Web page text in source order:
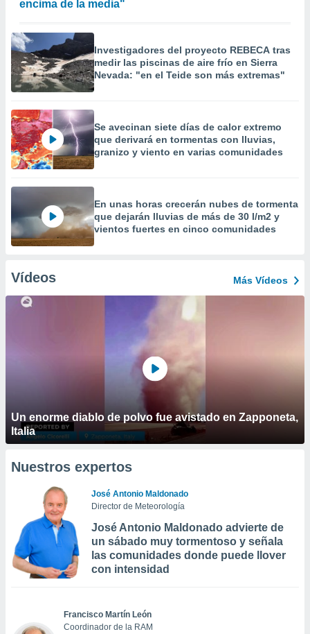
encima de la media"
Investigadores del proyecto REBECA tras
medir las piscinas de aire frío en Sierra
Nevada: "en el Teide son más extremas"
Se avecinan siete días de calor extremo
que derivará en tormentas con lluvias,
granizo y viento en varias comunidades
En unas horas crecerán nubes de tormenta
que dejarán lluvias de más de 30 l/m2 y
vientos fuertes en cinco comunidades
Vídeos Más Vídeos
Un enorme diablo de polvo fue avistado en Zapponeta,
Italia
Nuestros expertos
José Antonio Maldonado
Director de Meteorología
José Antonio Maldonado advierte de
un sábado muy tormentoso y señala
las comunidades donde puede llover
con intensidad
Francisco Martín León
Coordinador de la RAM